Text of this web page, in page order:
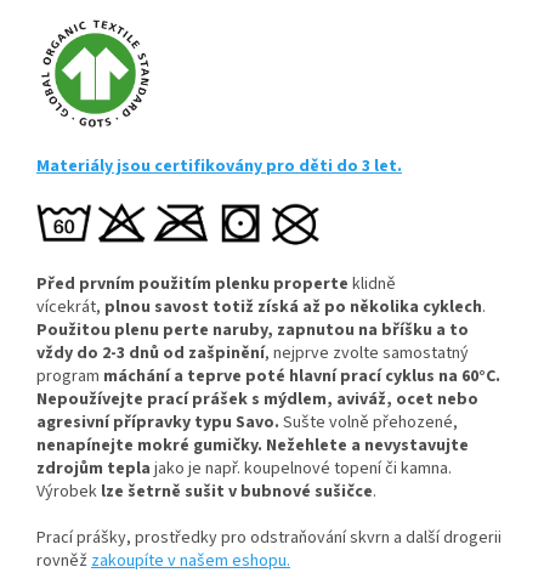
Materiály jsou certifikovány pro děti do 3 let.
Před prvním použitím plenku properte klidně
vícekrát, plnou savost totiž získá až po několika cyklech.
Použitou plenu perte naruby, zapnutou na bříšku a to
vždy do 2-3 dnů od zašpinění, nejprve zvolte samostatný
program máchání a teprve poté hlavní prací cyklus na 60°C.
Nepoužívejte prací prášek s mýdlem, aviváž, ocet nebo
agresivní přípravky typu Savo. Sušte volně přehozené,
nenapínejte mokré gumičky. Nežehlete a nevystavujte
zdrojům tepla jako je např. koupelnové topení či kamna.
Výrobek lze šetrně sušit v bubnové sušičce.
Prací prášky, prostředky pro odstraňování skvrn a další drogerii
rovněž zakoupíte v našem eshopu.